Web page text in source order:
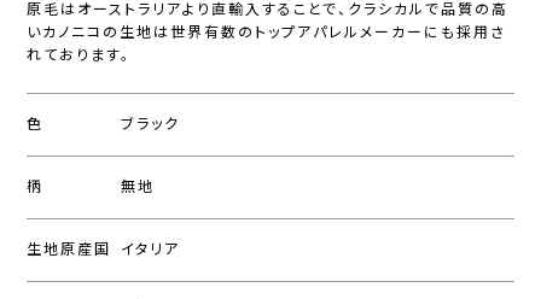
原毛はオーストラリアより直輸入することで、クラシカルで品質の高
いカノニコの生地は世界有数のトップアパレルメーカーにも採用さ
れております。
色 ブラック
柄 無地
生地原産国 イタリア